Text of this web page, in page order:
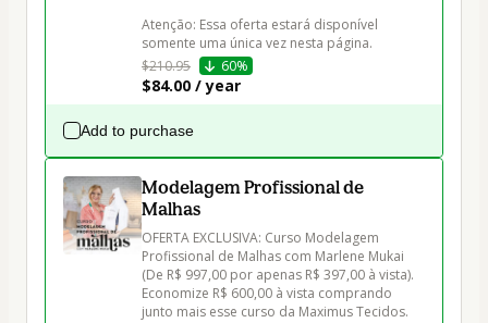
Atenção: Essa oferta estará disponível
$210.95
60%
$84.00 / year
Add to purchase
Modelagem Profissional de
Malhas
OFERTA EXCLUSIVA: Curso Modelagem
Profissional de Malhas com Marlene Mukai
(De R$ 997,00 por apenas R$ 397,00 à vista).
Economize R$ 600,00 à vista comprando
junto mais esse curso da Maximus Tecidos.